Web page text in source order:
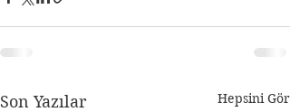
Son Yazılar Hepsini Gör